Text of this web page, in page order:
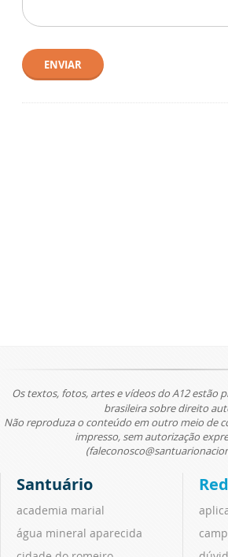
ENVIAR
Os textos, fotos, artes e vídeos do A12 estão
brasileira sobre direito
Não reproduza o conteúdo em outro meio de
impresso, sem autorização
Santuário
academia marial
água mineral aparecida